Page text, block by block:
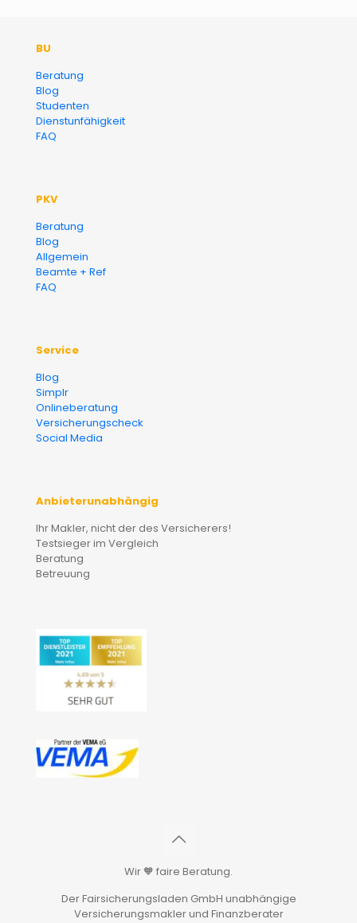
BU
Beratung
Blog
Studenten
Dienstunfähigkeit
FAQ
PKV
Beratung
Blog
Allgemein
Beamte + Ref
FAQ
Service
Blog
Simplr
Onlineberatung
Versicherungscheck
Social Media
Anbieterunabhängig
Ihr Makler, nicht der des Versicherers!
Testsieger im Vergleich
Beratung
Betreuung
Wir 🧡 faire Beratung.
Der Fairsicherungsladen GmbH unabhängige
Versicherungsmakler und Finanzberater